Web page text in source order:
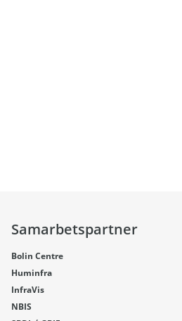
Samarbetspartner
Bolin Centre
Huminfra
InfraVis
NBIS